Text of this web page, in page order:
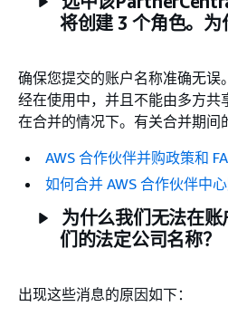
将创建 3 个角色。为
确保您提交的账户名称准确无误
经在使用中，并且不能由多方共
在合并的情况下。有关合并期间
AWS 合作伙伴并购政策和
如何合并 AWS 合作伙伴中心
为什么我们无法在
们的法定公司名称？
出现这些消息的原因如下：